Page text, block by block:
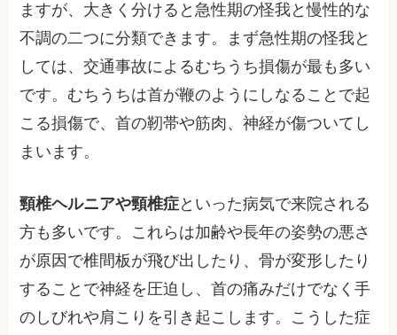
ますが、大きく分けると急性期の怪我と慢性的な
不調の二つに分類できます。まず急性期の怪我と
しては、交通事故によるむちうち損傷が最も多い
です。むちうちは首が鞭のようにしなることで起
こる損傷で、首の靭帯や筋肉、神経が傷ついてし
まいます。
頸椎ヘルニアや頸椎症といった病気で来院される
方も多いです。これらは加齢や長年の姿勢の悪さ
が原因で椎間板が飛び出したり、骨が変形したり
することで神経を圧迫し、首の痛みだけでなく手
のしびれや肩こりを引き起こします。こうした症